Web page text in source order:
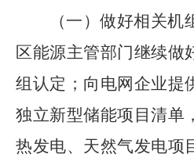
（一）做好相关机
区能源主管部门继续做
组认定；向电网企业提
独立新型储能项目清单
热发电、天然气发电项